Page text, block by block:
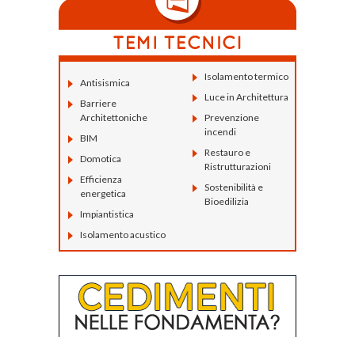
Antisismica
Barriere
Architettoniche
BIM
Domotica
Efficienza
energetica
Impiantistica
Isolamento acustico
Isolamento termico
Luce in Architettura
Prevenzione
incendi
Restauro e
Ristrutturazioni
Sostenibilità e
Bioedilizia